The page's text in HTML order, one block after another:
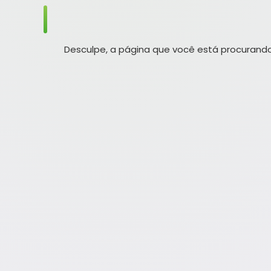
Desculpe, a página que você está